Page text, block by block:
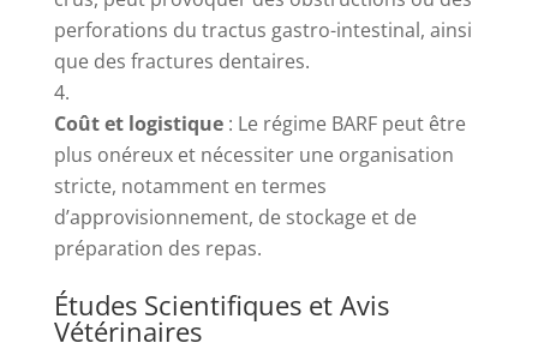
perforations du tractus gastro-intestinal, ainsi
que des fractures dentaires.
Coût et logistique: Le régime BARF peut être
plus onéreux et nécessiter une organisation
stricte, notamment en termes
d’approvisionnement, de stockage et de
préparation des repas.
Études Scientifiques et Avis
Vétérinaires